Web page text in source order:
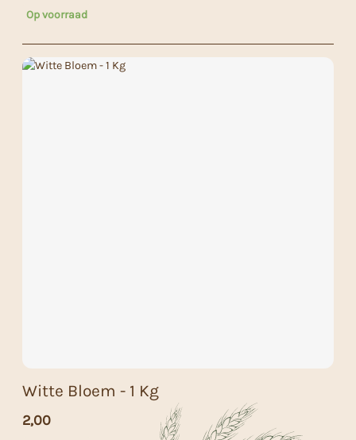
Op voorraad
Witte Bloem - 1 Kg
2,00